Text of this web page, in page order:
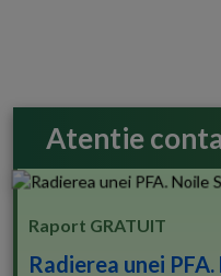
Atentie
Raport GRATUIT
Radierea unei